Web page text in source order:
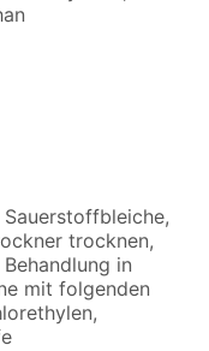
trocknen,
in
mit folgenden